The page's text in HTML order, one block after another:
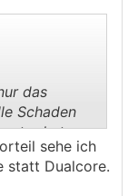
das
Schaden
hat.
sehe ich
statt Dualcore.